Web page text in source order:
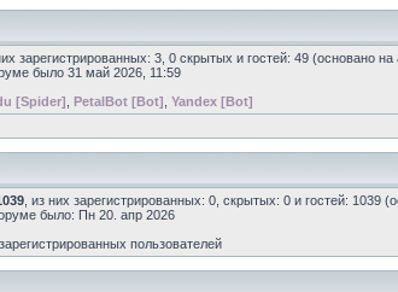
зарегистрированных: 3, 0 скрытых и гостей: 49 (основано
было 31 май 2026, 11:59
[Spider] PetalBot [Bot] Yandex [Bot]
, из них зарегистрированных: 0, скрытых: 0 и гостей: 1039
было: Пн 20. апр 2026
пользователей